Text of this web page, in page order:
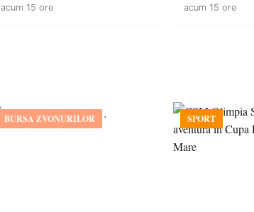
acum 15 ore acum 15 ore
BURSA ZVONURILOR SPORT